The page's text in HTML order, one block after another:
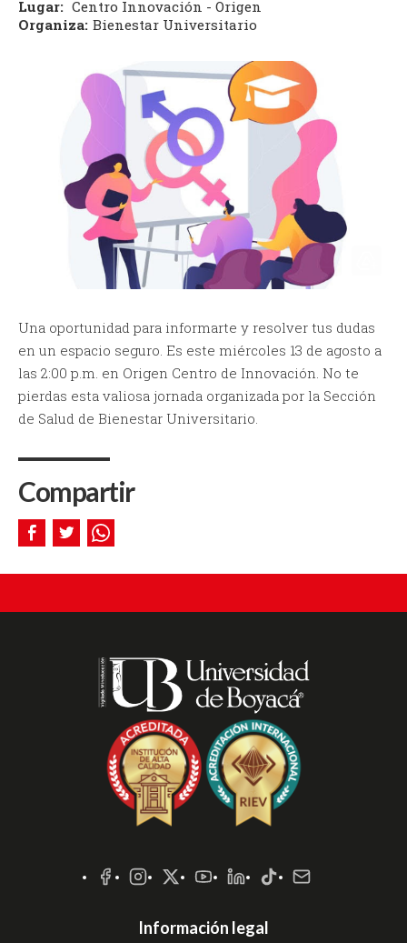
Lugar: Centro Innovación - Origen
Organiza: Bienestar Universitario
Una oportunidad para informarte y resolver tus dudas
en un espacio seguro. Es este miércoles 13 de agosto a
las 2:00 p.m. en Origen Centro de Innovación. No te
pierdas esta valiosa jornada organizada por la Sección
de Salud de Bienestar Universitario.
Compartir
Sociales
Información legal